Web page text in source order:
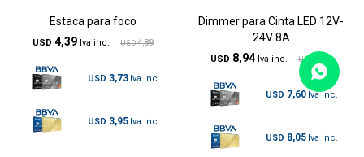
Estaca para foco
USD 4,39 USD 4,89
USD 3,73
USD 3,95
Dimmer para Cinta LED 12V-
24V 8A
USD 8,94 USD 9,93
USD 7,60
USD 8,05